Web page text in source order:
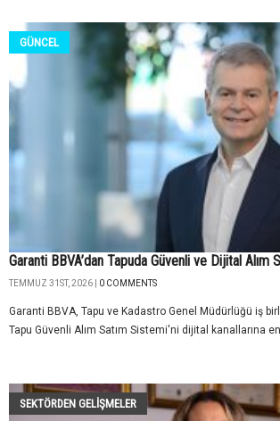
GÜNCEL
Garanti BBVA’dan Tapuda Güvenli ve Dijital Alım
TEMMUZ 31ST, 2026 | 0 COMMENTS
Garanti BBVA, Tapu ve Kadastro Genel Müdürlüğü iş
Tapu Güvenli Alım Satım Sistemi'ni dijital kanallarına
SEKTÖRDEN GELIŞMELER